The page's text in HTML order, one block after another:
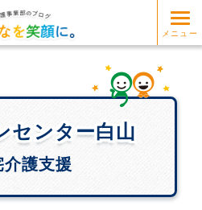
メニュー
センター白山
センター白山
介護支援